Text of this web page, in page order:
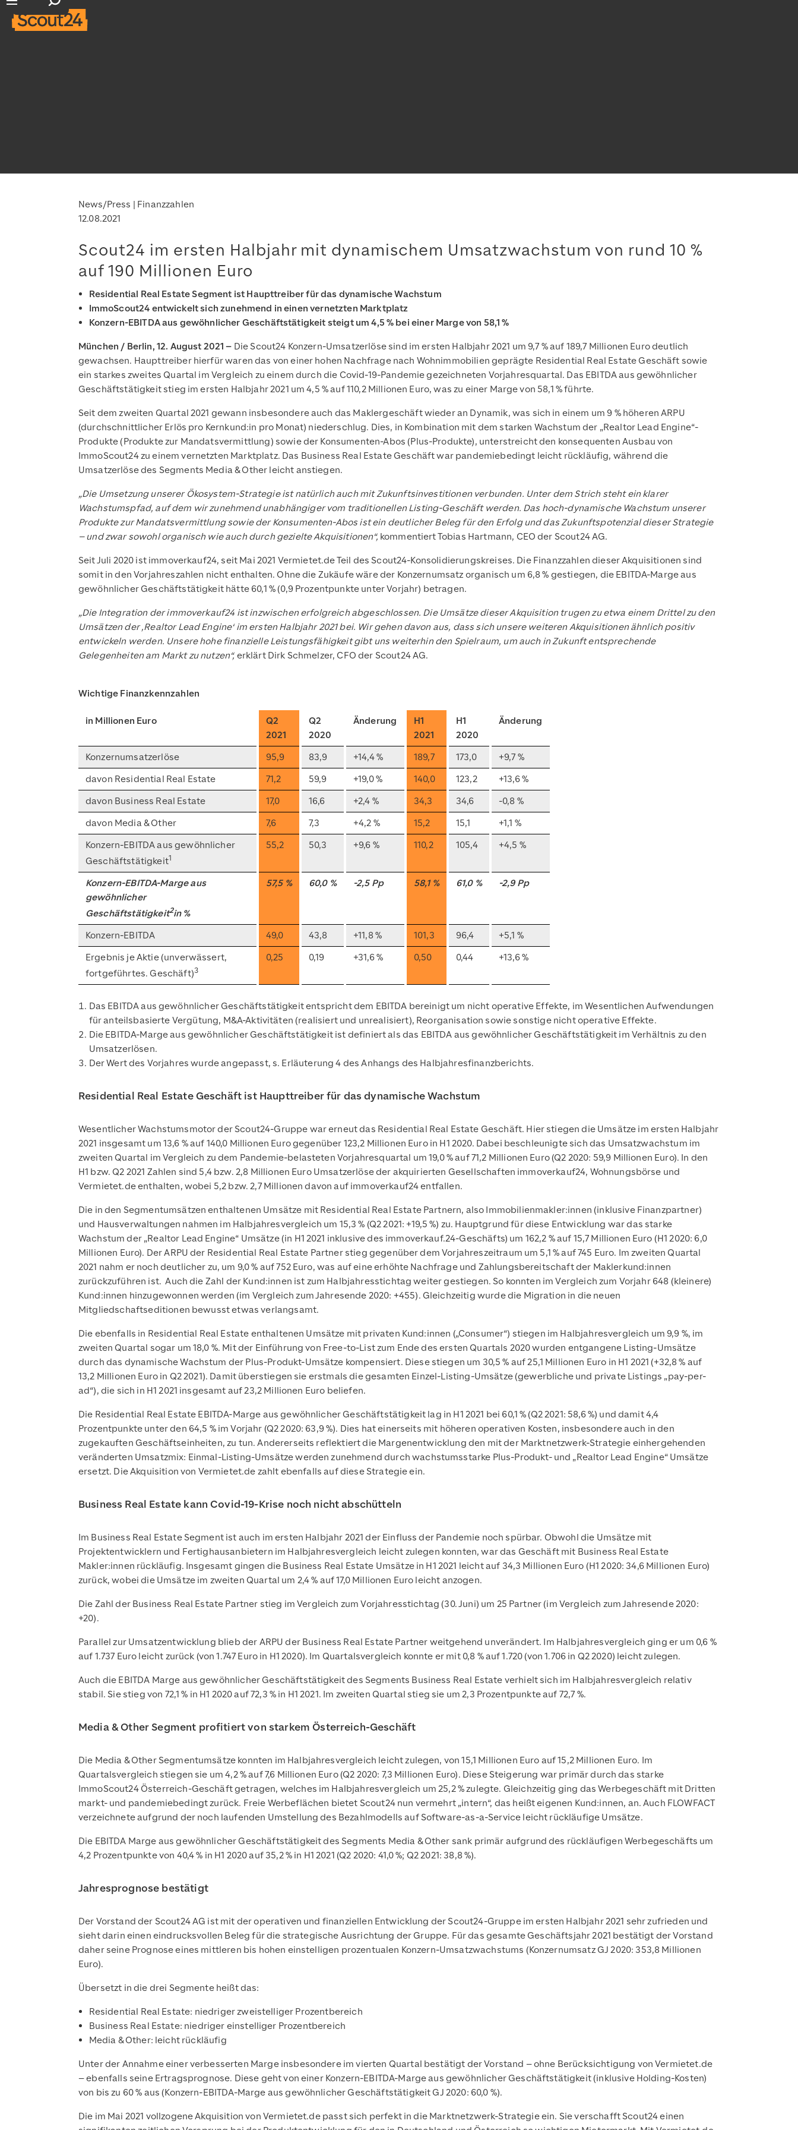
Hauptnavigation öffnen
Suchfeld öffnen
News/Press
Finanzzahlen
12.08.2021
Scout24 im ersten Halbjahr mit dynamischem Umsatzwachstum von rund 10 %
auf 190 Millionen Euro
Residential Real Estate Segment ist Haupttreiber für das dynamische Wachstum
ImmoScout24 entwickelt sich zunehmend in einen vernetzten Marktplatz
Konzern-EBITDA aus gewöhnlicher Geschäftstätigkeit steigt um 4,5 % bei einer Marge von 58,1 %
München / Berlin, 12. August 2021 – Die Scout24 Konzern-Umsatzerlöse sind im ersten Halbjahr 2021 um 9,7 % auf 189,7 Millionen Euro deutlich
gewachsen. Haupttreiber hierfür waren das von einer hohen Nachfrage nach Wohnimmobilien geprägte Residential Real Estate Geschäft sowie
ein starkes zweites Quartal im Vergleich zu einem durch die Covid-19-Pandemie gezeichneten Vorjahres­quartal. Das EBITDA aus gewöhnlicher
Geschäftstätigkeit stieg im ersten Halbjahr 2021 um 4,5 % auf 110,2 Millionen Euro, was zu einer Marge von 58,1 % führte.
Seit dem zweiten Quartal 2021 gewann insbesondere auch das Maklergeschäft wieder an Dynamik, was sich in einem um 9 % höheren ARPU
(durchschnittlicher Erlös pro Kernkund:in pro Monat) niederschlug. Dies, in Kombination mit dem starken Wachstum der „Realtor Lead Engine“-
Produkte (Produkte zur Mandatsvermittlung) sowie der Konsumenten-Abos (Plus-Produkte), unterstreicht den konsequenten Ausbau von
ImmoScout24 zu einem vernetzten Marktplatz. Das Business Real Estate Geschäft war pandemiebedingt leicht rückläufig, während die
Umsatzerlöse des Segments Media & Other leicht anstiegen.
„Die Umsetzung unserer Ökosystem-Strategie ist natürlich auch mit Zukunftsinvestitionen verbunden. Unter dem Strich steht ein klarer
Wachstumspfad, auf dem wir zunehmend unabhängiger vom traditionellen Listing-Geschäft werden. Das hoch-dynamische Wachstum unserer
Produkte zur Mandatsvermittlung sowie der Konsumenten-Abos ist ein deutlicher Beleg für den Erfolg und das Zukunftspotenzial dieser Strategie
– und zwar sowohl organisch wie auch durch gezielte Akquisitionen“, kommentiert Tobias Hartmann, CEO der Scout24 AG.
Seit Juli 2020 ist immoverkauf24, seit Mai 2021 Vermietet.de Teil des Scout24-Konsolidierungskreises. Die Finanzzahlen dieser Akquisitionen sind
somit in den Vorjahreszahlen nicht enthalten. Ohne die Zukäufe wäre der Konzernumsatz organisch um 6,8 % gestiegen, die EBITDA-Marge aus
gewöhnlicher Geschäftstätigkeit hätte 60,1 % (0,9 Prozentpunkte unter Vorjahr) betragen.
„Die Integration der immoverkauf24 ist inzwischen erfolgreich abgeschlossen. Die Umsätze dieser Akquisition trugen zu etwa einem Drittel zu den
Umsätzen der ‚Realtor Lead Engine‘ im ersten Halbjahr 2021 bei. Wir gehen davon aus, dass sich unsere weiteren Akquisitionen ähnlich positiv
entwickeln werden. Unsere hohe finanzielle Leistungsfähigkeit gibt uns weiterhin den Spielraum, um auch in Zukunft entsprechende
Gelegenheiten am Markt zu nutzen“, erklärt Dirk Schmelzer, CFO der Scout24 AG.
Wichtige Finanzkennzahlen
in Millionen Euro
Q2
2021
Q2
2020
Änderung
H1
2021
H1
2020
Änderung
Konzernumsatzerlöse 95,9 83,9 +14,4 % 189,7 173,0
+9,7 %
davon Residential Real Estate
71,2 59,9 +19,0 % 140,0 123,2
+13,6 %
davon Business Real Estate
17,0 16,6 +2,4 % 34,3 34,6
-0,8 %
davon Media & Other
7,6 7,3 +4,2 % 15,2 15,1
+1,1 %
Konzern-EBITDA aus gewöhnlicher
Geschäftstätigkeit1
55,2 50,3 +9,6 % 110,2 105,4 +4,5 %
Konzern-EBITDA-Marge aus
gewöhnlicher
Geschäftstätigkeit2in %
57,5 % 60,0 % -2,5 Pp 58,1 % 61,0 % -2,9 Pp
Konzern-EBITDA 49,0 43,8 +11,8 % 101,3 96,4
+5,1 %
Ergebnis je Aktie (unverwässert,
fortgeführtes. Geschäft)3
0,25 0,19 +31,6 % 0,50 0,44 +13,6 %
Das EBITDA aus gewöhnlicher Geschäftstätigkeit entspricht dem EBITDA bereinigt um nicht operative Effekte, im Wesentlichen Aufwendungen
für anteilsbasierte Vergütung, M&A-Aktivitäten (realisiert und unrealisiert), Reorganisation sowie sonstige nicht operative Effekte.
Die EBITDA-Marge aus gewöhnlicher Geschäftstätigkeit ist definiert als das EBITDA aus gewöhnlicher Geschäftstätigkeit im Verhältnis zu den
Umsatzerlösen.
Der Wert des Vorjahres wurde angepasst, s. Erläuterung 4 des Anhangs des Halbjahresfinanzberichts.
Residential Real Estate Geschäft ist Haupttreiber für das dynamische Wachstum
Wesentlicher Wachstumsmotor der Scout24-Gruppe war erneut das Residential Real Estate Geschäft. Hier stiegen die Umsätze im ersten Halbjahr
2021 insgesamt um 13,6 % auf 140,0 Millionen Euro gegenüber 123,2 Millionen Euro in H1 2020. Dabei beschleunigte sich das Umsatzwachstum im
zweiten Quartal im Vergleich zu dem Pandemie-belasteten Vorjahresquartal um 19,0 % auf 71,2 Millionen Euro (Q2 2020: 59,9 Millionen Euro). In den
H1 bzw. Q2 2021 Zahlen sind 5,4 bzw. 2,8 Millionen Euro Umsatz­erlöse der akquirierten Gesellschaften immoverkauf24, Wohnungsbörse und
Vermietet.de enthalten, wobei 5,2 bzw. 2,7 Millionen davon auf immoverkauf24 entfallen.
Die in den Segmentumsätzen enthaltenen Umsätze mit Residential Real Estate Partnern, also Immobilienmakler:innen (inklusive Finanzpartner)
und Hausverwaltungen nahmen im Halbjahresvergleich um 15,3 % (Q2 2021: +19,5 %) zu. Haupt­grund für diese Entwicklung war das starke
Wachstum der „Realtor Lead Engine“ Umsätze (in H1 2021 inklusive des immoverkauf.24-Geschäfts) um 162,2 % auf 15,7 Millionen Euro (H1 2020: 6,0
Millionen Euro). Der ARPU der Residential Real Estate Partner stieg gegenüber dem Vorjahreszeitraum um 5,1 % auf 745 Euro. Im zweiten Quartal
2021 nahm er noch deutlicher zu, um 9,0 % auf 752 Euro, was auf eine erhöhte Nachfrage und Zahlungsbereitschaft der Maklerkund:innen
zurückzuführen ist. Auch die Zahl der Kund:innen ist zum Halbjahresstichtag weiter gestiegen. So konnten im Vergleich zum Vorjahr 648 (kleinere)
Kund:innen hinzugewonnen werden (im Vergleich zum Jahresende 2020: +455). Gleichzeitig wurde die Migration in die neuen
Mitgliedschaftseditionen bewusst etwas verlangsamt.
Die ebenfalls in Residential Real Estate enthaltenen Umsätze mit privaten Kund:innen („Consumer“) stiegen im Halbjahres­vergleich um 9,9 %, im
zweiten Quartal sogar um 18,0 %. Mit der Einführung von Free-to-List zum Ende des ersten Quartals 2020 wurden entgangene Listing-Umsätze
durch das dynamische Wachstum der Plus-Produkt-Umsätze kompensiert. Diese stiegen um 30,5 % auf 25,1 Millionen Euro in H1 2021 (+32,8 % auf
13,2 Millionen Euro in Q2 2021). Damit überstiegen sie erstmals die gesamten Einzel-Listing-Umsätze (gewerbliche und private Listings „pay-per-
ad“), die sich in H1 2021 insgesamt auf 23,2 Millionen Euro beliefen.
Die Residential Real Estate EBITDA-Marge aus gewöhnlicher Geschäftstätigkeit lag in H1 2021 bei 60,1 % (Q2 2021: 58,6 %) und damit 4,4
Prozentpunkte unter den 64,5 % im Vorjahr (Q2 2020: 63,9 %). Dies hat einerseits mit höheren operativen Kosten, insbesondere auch in den
zugekauften Geschäftseinheiten, zu tun. Andererseits reflektiert die Margenentwicklung den mit der Marktnetzwerk-Strategie einhergehenden
veränderten Umsatzmix: Einmal-Listing-Umsätze werden zunehmend durch wachstumsstarke Plus-Produkt- und „Realtor Lead Engine“ Umsätze
ersetzt. Die Akquisition von Vermietet.de zahlt ebenfalls auf diese Strategie ein.
Business Real Estate kann Covid-19-Krise noch nicht abschütteln
Im Business Real Estate Segment ist auch im ersten Halbjahr 2021 der Einfluss der Pandemie noch spürbar. Obwohl die Umsätze mit
Projektentwicklern und Fertighausanbietern im Halbjahresvergleich leicht zulegen konnten, war das Geschäft mit Business Real Estate
Makler:innen rückläufig. Insgesamt gingen die Business Real Estate Umsätze in H1 2021 leicht auf 34,3 Millionen Euro (H1 2020: 34,6 Millionen Euro)
zurück, wobei die Umsätze im zweiten Quartal um 2,4 % auf 17,0 Millionen Euro leicht anzogen.
Die Zahl der Business Real Estate Partner stieg im Vergleich zum Vorjahresstichtag (30. Juni) um 25 Partner (im Vergleich zum Jahresende 2020:
+20).
Parallel zur Umsatzentwicklung blieb der ARPU der Business Real Estate Partner weitgehend unverändert. Im Halbjahres­vergleich ging er um 0,6 %
auf 1.737 Euro leicht zurück (von 1.747 Euro in H1 2020). Im Quartalsvergleich konnte er mit 0,8 % auf 1.720 (von 1.706 in Q2 2020) leicht zulegen.
Auch die EBITDA Marge aus gewöhnlicher Geschäftstätigkeit des Segments Business Real Estate verhielt sich im Halbjahresvergleich relativ
stabil. Sie stieg von 72,1 % in H1 2020 auf 72,3 % in H1 2021. Im zweiten Quartal stieg sie um 2,3 Prozentpunkte auf 72,7 %.
Media & Other Segment profitiert von starkem Österreich-Geschäft
Die Media & Other Segmentumsätze konnten im Halbjahresvergleich leicht zulegen, von 15,1 Millionen Euro auf 15,2 Millionen Euro. Im
Quartalsvergleich stiegen sie um 4,2 % auf 7,6 Millionen Euro (Q2 2020: 7,3 Millionen Euro). Diese Steigerung war primär durch das starke
ImmoScout24 Österreich-Geschäft getragen, welches im Halbjahresvergleich um 25,2 % zulegte. Gleichzeitig ging das Werbegeschäft mit Dritten
markt- und pandemiebedingt zurück. Freie Werbeflächen bietet Scout24 nun vermehrt „intern“, das heißt eigenen Kund:innen, an. Auch FLOWFACT
verzeichnete aufgrund der noch laufenden Umstellung des Bezahlmodells auf Software-as-a-Service leicht rückläufige Umsätze.
Die EBITDA Marge aus gewöhnlicher Geschäftstätigkeit des Segments Media & Other sank primär aufgrund des rückläufigen Werbegeschäfts um
4,2 Prozentpunkte von 40,4 % in H1 2020 auf 35,2 % in H1 2021 (Q2 2020: 41,0 %; Q2 2021: 38,8 %).
Jahresprognose bestätigt
Der Vorstand der Scout24 AG ist mit der operativen und finanziellen Entwicklung der Scout24-Gruppe im ersten Halbjahr 2021 sehr zufrieden und
sieht darin einen eindrucksvollen Beleg für die strategische Ausrichtung der Gruppe. Für das gesamte Geschäftsjahr 2021 bestätigt der Vorstand
daher seine Prognose eines mittleren bis hohen einstelligen prozentualen Konzern-Umsatzwachstums (Konzernumsatz GJ 2020: 353,8 Millionen
Euro).
Übersetzt in die drei Segmente heißt das:
Residential Real Estate: niedriger zweistelliger Prozentbereich
Business Real Estate: niedriger einstelliger Prozentbereich
Media & Other: leicht rückläufig
Unter der Annahme einer verbesserten Marge insbesondere im vierten Quartal bestätigt der Vorstand – ohne Berück­sichtigung von Vermietet.de
– ebenfalls seine Ertragsprognose. Diese geht von einer Konzern-EBITDA-Marge aus gewöhnlicher Geschäftstätigkeit (inklusive Holding-Kosten)
von bis zu 60 % aus (Konzern-EBITDA-Marge aus gewöhnlicher Geschäftstätigkeit GJ 2020: 60,0 %).
Die im Mai 2021 vollzogene Akquisition von Vermietet.de passt sich perfekt in die Marktnetzwerk-Strategie ein. Sie verschafft Scout24 einen